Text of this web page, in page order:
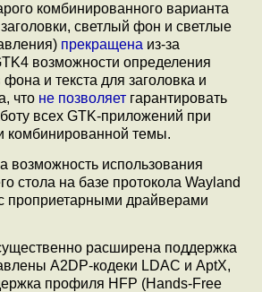
комбинированного варианта
светлый фон и светлые
прекращена из-за
возможности определения
и текста для заголовка и
что не позволяет гарантировать
всех GTK-приложений при
комбинированной темы.
возможность использования
стола на базе протокола Wayland
проприетарными драйверами
расширена поддержка
A2DP-кодеки LDAC и AptX,
профиля HFP (Hands-Free